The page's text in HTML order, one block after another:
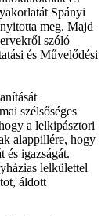
Spányi
meg. Majd
szóló
és Művelődési
szélsőséges
a lelkipásztori
alappillére, hogy
és igazságát.
lelkülettel
áldott